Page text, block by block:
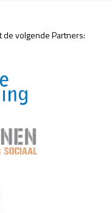
volgende Partners: